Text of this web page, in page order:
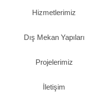
Hizmetlerimiz
Dış Mekan Yapıları
Projelerimiz
İletişim